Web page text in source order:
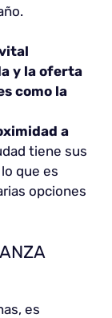
y la oferta
como la
a
tiene sus
que es
opciones
es